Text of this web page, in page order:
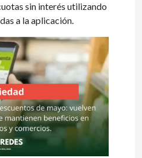
sin interés utilizando
a la aplicación.